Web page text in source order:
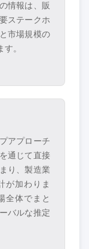
情報は、販
ステークホ
市場規模の
。
アプローチ
通じて直接
り、製造業
が加わりま
全体でまと
バルな推定